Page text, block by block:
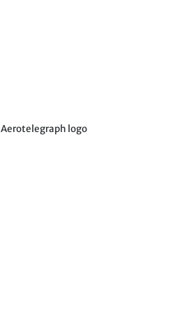
Aerotelegraph logo